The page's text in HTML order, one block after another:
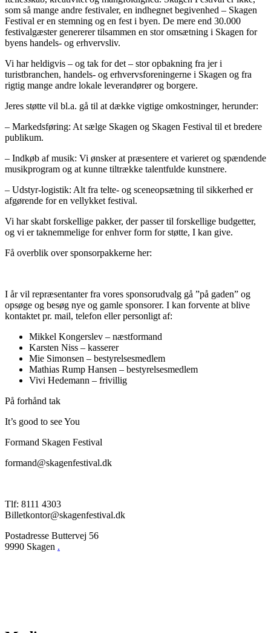
som så mange andre festivaler, en indhegnet begivenhed – Skagen
Festival er en stemning og en fest i byen. De mere end 30.000
festivalgæster genererer tilsammen en stor omsætning i Skagen for
byens handels- og erhvervsliv.
Vi har heldigvis – og tak for det – stor opbakning fra jer i
turistbranchen, handels- og erhvervsforeningerne i Skagen og fra
rigtig mange andre lokale leverandører og borgere.
Jeres støtte vil bl.a. gå til at dække vigtige omkostninger, herunder:
– Markedsføring: At sælge Skagen og Skagen Festival til et bredere
publikum.
– Indkøb af musik: Vi ønsker at præsentere et varieret og spændende
musikprogram og at kunne tiltrække talentfulde kunstnere.
– Udstyr-logistik: Alt fra telte- og sceneopsætning til sikkerhed er
afgørende for en vellykket festival.
Vi har skabt forskellige pakker, der passer til forskellige budgetter,
og vi er taknemmelige for enhver form for støtte, I kan give.
Få overblik over sponsorpakkerne her:
I år vil repræsentanter fra vores sponsorudvalg gå ”på gaden” og
opsøge og besøg nye og gamle sponsorer. I kan forvente at blive
kontaktet pr. mail, telefon eller personligt af:
Mikkel Kongerslev – næstformand
Karsten Niss – kasserer
Mie Simonsen – bestyrelsesmedlem
Mathias Rump Hansen – bestyrelsesmedlem
Vivi Hedemann – frivillig
På forhånd tak
It’s good to see You
Formand Skagen Festival
formand@skagenfestival.dk
Tlf: 8111 4303
Billetkontor@skagenfestival.dk
Postadresse Buttervej 56
9990 Skagen .